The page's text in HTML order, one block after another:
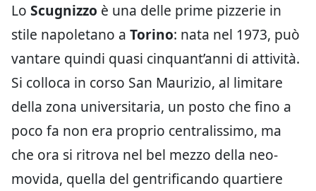
Lo Scugnizzo è una delle prime pizzerie in
stile napoletano a Torino: nata nel 1973, può
vantare quindi quasi cinquant’anni di attività.
Si colloca in corso San Maurizio, al limitare
della zona universitaria, un posto che fino a
poco fa non era proprio centralissimo, ma
che ora si ritrova nel bel mezzo della neo-
movida, quella del gentrificando quartiere